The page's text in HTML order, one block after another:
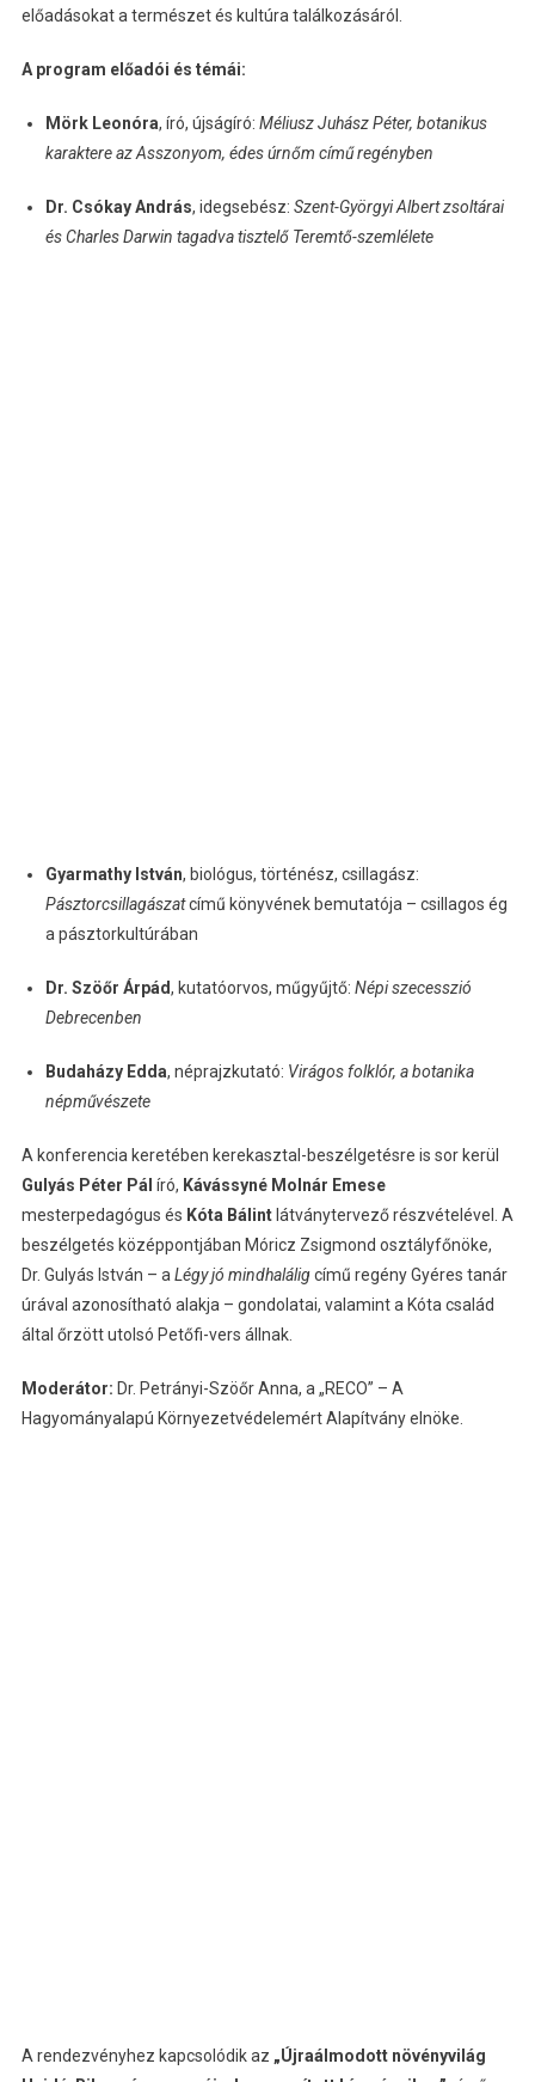
előadásokat a természet és kultúra találkozásáról.
A program előadói és témái:
Mörk Leonóra, író, újságíró: Méliusz Juhász Péter, botanikus
karaktere az Asszonyom, édes úrnőm című regényben
Dr. Csókay András, idegsebész: Szent-Györgyi Albert zsoltárai
és Charles Darwin tagadva tisztelő Teremtő-szemlélete
Gyarmathy István, biológus, történész, csillagász:
Pásztorcsillagászatcímű könyvének bemutatója – csillagos ég
a pásztorkultúrában
Dr. Szöőr Árpád, kutatóorvos, műgyűjtő: Népi szecesszió
Debrecenben
Budaházy Edda, néprajzkutató: Virágos folklór, a botanika
népművészete
A konferencia keretében kerekasztal-beszélgetésre is sor kerül
Gulyás Péter Pál író, Kávássyné Molnár Emese
mesterpedagógus és Kóta Bálintlátványtervező részvételével. A
beszélgetés középpontjában Móricz Zsigmond osztályfőnöke,
Dr. Gulyás István – a Légy jó mindhaláligcímű regény Gyéres tanár
úrával azonosítható alakja – gondolatai, valamint a Kóta család
által őrzött utolsó Petőfi-vers állnak.
Moderátor: Dr. Petrányi-Szöőr Anna, a „RECO” – A
Hagyományalapú Környezetvédelemért Alapítvány elnöke.
A rendezvényhez kapcsolódik az „Újraálmodott növényvilág